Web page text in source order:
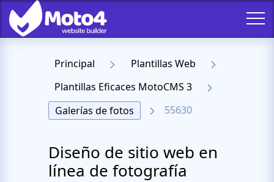
Principal
Plantillas Web
Plantillas Eficaces MotoCMS 3
Galerías de fotos
55630
Diseño de sitio web en
línea de fotografía